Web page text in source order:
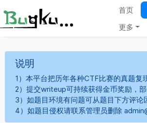
首页
更多
说明
1）本平台把历年各种CTF比赛的真题
2）提交writeup可持续获得金币奖励，
3）如题目环境有问题可从题目下方评
4）如题目侵权请联系管理员删除